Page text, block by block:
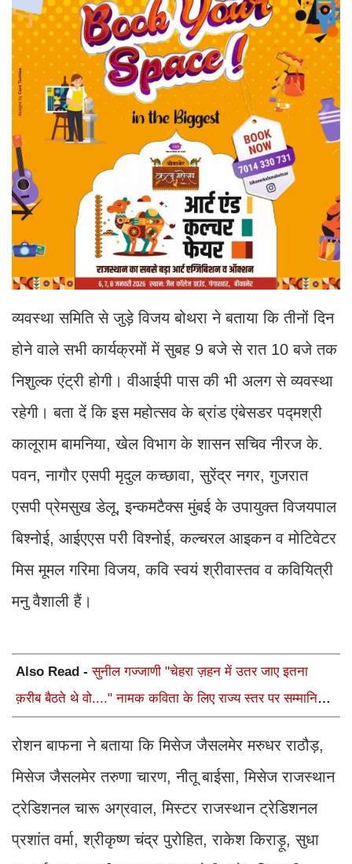
व्यवस्था समिति से जुड़े विजय बोथरा ने बताया कि तीनों दिन
होने वाले सभी कार्यक्रमों में सुबह 9 बजे से रात 10 बजे तक
निशुल्क एंट्री होगी। वीआईपी पास की भी अलग से व्यवस्था
रहेगी। बता दें कि इस महोत्सव के ब्रांड एंबेसडर पद्मश्री
कालूराम बामनिया, खेल विभाग के शासन सचिव नीरज के.
पवन, नागौर एसपी मृदुल कच्छावा, सुरेंद्र नगर, गुजरात
एसपी प्रेमसुख डेलू, इन्कमटैक्स मुंबई के उपायुक्त विजयपाल
बिश्नोई, आईएएस परी विश्नोई, कल्चरल आइकन व मोटिवेटर
मिस मूमल गरिमा विजय, कवि स्वयं श्रीवास्तव व कवियित्री
मनु वैशाली हैं।
Also Read -सुनील गज्जाणी "चेहरा ज़हन में उतर जाए इतना
क़रीब बैठते थे वो...." नामक कविता के लिए राज्य स्तर पर सम्मानित
रोशन बाफना ने बताया कि मिसेज जैसलमेर मरुधर राठौड़,
मिसेज जैसलमेर तरुणा चारण, नीतू बाईसा, मिसेज राजस्थान
ट्रेडिशनल चारू अग्रवाल, मिस्टर राजस्थान ट्रेडिशनल
प्रशांत वर्मा, श्रीकृष्ण चंद्र पुरोहित, राकेश किराड़ू, सुधा